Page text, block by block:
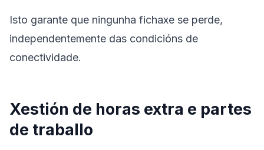
Isto garante que ningunha fichaxe se perde,
independentemente das condicións de
conectividade.
Xestión de horas extra e partes
de traballo